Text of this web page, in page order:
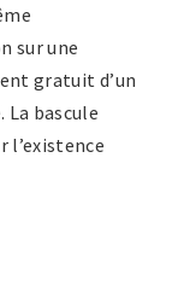
sur une
gratuit d’un
bascule
l’existence